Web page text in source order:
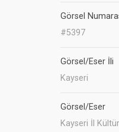
Görsel
#5397
Görsel/Eser İli
Kayseri
Görsel/Eser
Kayseri İl